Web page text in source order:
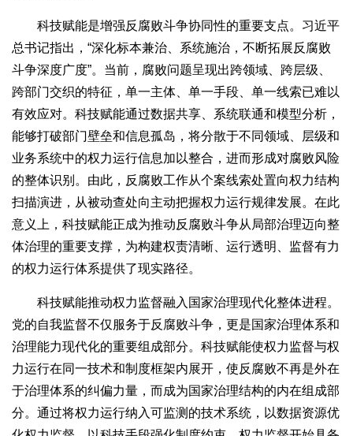
科技赋能是增强反腐败斗争协同性的重要支点。习近平
总书记指出，“深化标本兼治、系统施治，不断拓展反腐败
斗争深度广度”。当前，腐败问题呈现出跨领域、跨层级、
跨部门交织的特征，单一主体、单一手段、单一线索已难以
有效应对。科技赋能通过数据共享、系统联通和模型分析，
能够打破部门壁垒和信息孤岛，将分散于不同领域、层级和
业务系统中的权力运行信息加以整合，进而形成对腐败风险
的整体识别。由此，反腐败工作从个案线索处置向权力结构
扫描演进，从被动查处向主动把握权力运行规律发展。在此
意义上，科技赋能正成为推动反腐败斗争从局部治理迈向整
体治理的重要支撑，为构建权责清晰、运行透明、监督有力
的权力运行体系提供了现实路径。
科技赋能推动权力监督融入国家治理现代化整体进程。
党的自我监督不仅服务于反腐败斗争，更是国家治理体系和
治理能力现代化的重要组成部分。科技赋能使权力监督与权
力运行在同一技术和制度框架内展开，使反腐败不再是外在
于治理体系的纠偏力量，而成为国家治理结构的内在组成部
分。通过将权力运行纳入可监测的技术系统，以数据资源优